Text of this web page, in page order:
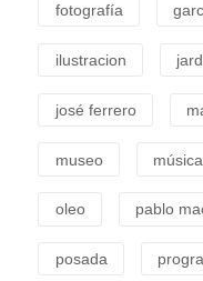
fotografía
ilustracion
josé ferrero
museo música
oleo pablo
posada